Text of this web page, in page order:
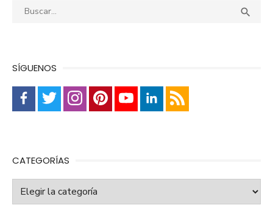
Buscar: 
SÍGUENOS
CATEGORÍAS
Categorías